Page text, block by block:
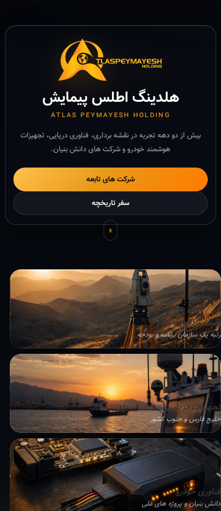
هلدینگ اطلس پیمایش
ATLAS PEYMAYESH HOLDING
بیش از دو دهه تجربه در نقشه برداری، فناوری دریایی، تجهیزات
هوشمند خودرو و شرکت های دانش بنیان.
شرکت های تابعه
سفر تاریخچه
نقشه برداری و GIS
رتبه یک سازمان برنامه و بودجه
تجهیزات دریایی
خلیج فارس و جنوب کشور
فناوری خودرو
دانش بنیان و پروژه های ملی